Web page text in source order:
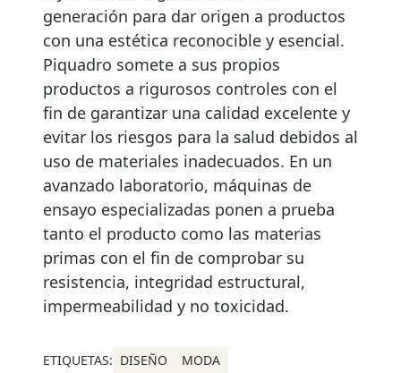
generación para dar origen a productos
con una estética reconocible y esencial.
Piquadro somete a sus propios
productos a rigurosos controles con el
fin de garantizar una calidad excelente y
evitar los riesgos para la salud debidos al
uso de materiales inadecuados. En un
avanzado laboratorio, máquinas de
ensayo especializadas ponen a prueba
tanto el producto como las materias
primas con el fin de comprobar su
resistencia, integridad estructural,
impermeabilidad y no toxicidad.
ETIQUETAS: DISEÑO MODA